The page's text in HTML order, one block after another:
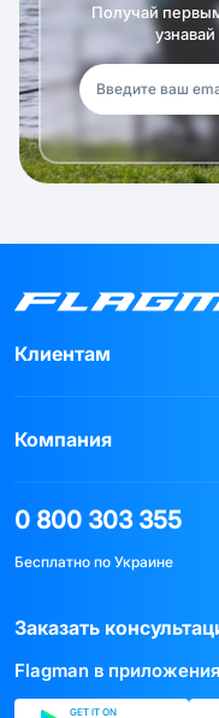
Получай
Клиентам
Компания
0 800 303 355
Бесплатно по Украине
Заказать
Flagman в
GET IT ON